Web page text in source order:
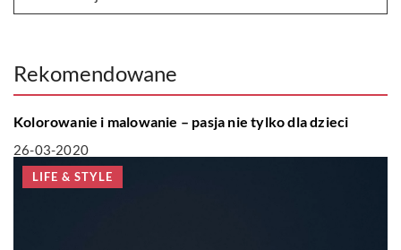
Rekomendowane
ZAINTERESOWANIA
Kolorowanie i malowanie – pasja nie tylko dla dzieci
26-03-2020
LIFE & STYLE